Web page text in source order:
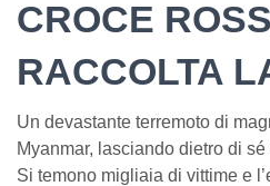
CROCE
RACCOLTA
Un devastante terremoto di
Myanmar, lasciando dietro di
Si temono migliaia di vittime e